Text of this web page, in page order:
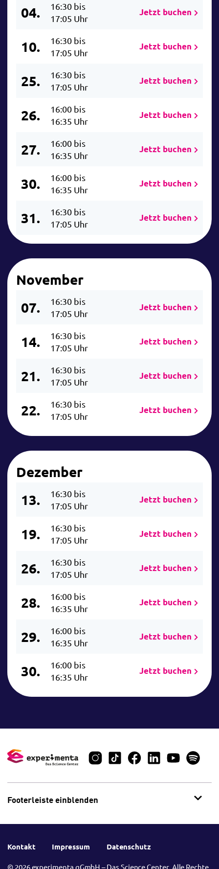
04.
16:30 bis
17:05 Uhr
Jetzt buchen
10.
16:30 bis
17:05 Uhr
Jetzt buchen
25.
16:30 bis
17:05 Uhr
Jetzt buchen
26.
16:00 bis
16:35 Uhr
Jetzt buchen
27.
16:00 bis
16:35 Uhr
Jetzt buchen
30.
16:00 bis
16:35 Uhr
Jetzt buchen
31.
16:30 bis
17:05 Uhr
Jetzt buchen
November
07.
16:30 bis
17:05 Uhr
Jetzt buchen
14.
16:30 bis
17:05 Uhr
Jetzt buchen
21.
16:30 bis
17:05 Uhr
Jetzt buchen
22.
16:30 bis
17:05 Uhr
Jetzt buchen
Dezember
13.
16:30 bis
17:05 Uhr
Jetzt buchen
19.
16:30 bis
17:05 Uhr
Jetzt buchen
26.
16:30 bis
17:05 Uhr
Jetzt buchen
28.
16:00 bis
16:35 Uhr
Jetzt buchen
29.
16:00 bis
16:35 Uhr
Jetzt buchen
30.
16:00 bis
16:35 Uhr
Jetzt buchen
Footerleiste einblenden
Kontakt Impressum Datenschutz
© 2026 experimenta gGmbH – Das Science Center. Alle Rechte